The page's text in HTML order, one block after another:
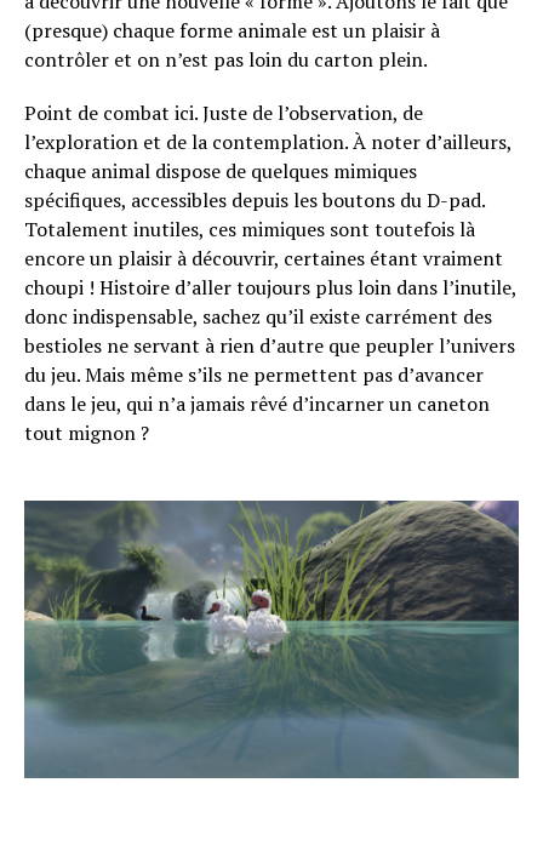
(presque) chaque forme animale est un plaisir à
contrôler et on n’est pas loin du carton plein.
Point de combat ici. Juste de l’observation, de
l’exploration et de la contemplation. À noter d’ailleurs,
chaque animal dispose de quelques mimiques
spécifiques, accessibles depuis les boutons du D-pad.
Totalement inutiles, ces mimiques sont toutefois là
encore un plaisir à découvrir, certaines étant vraiment
choupi ! Histoire d’aller toujours plus loin dans l’inutile,
donc indispensable, sachez qu’il existe carrément des
bestioles ne servant à rien d’autre que peupler l’univers
du jeu. Mais même s’ils ne permettent pas d’avancer
dans le jeu, qui n’a jamais rêvé d’incarner un caneton
tout mignon ?